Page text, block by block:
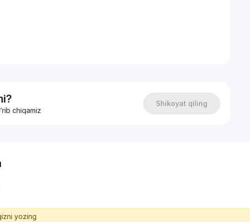
VRF GREE;
стяжка от застройщика; - широкий фасад, турецкие рамы от
chiqamiz
Shikoyat qiling
yozing